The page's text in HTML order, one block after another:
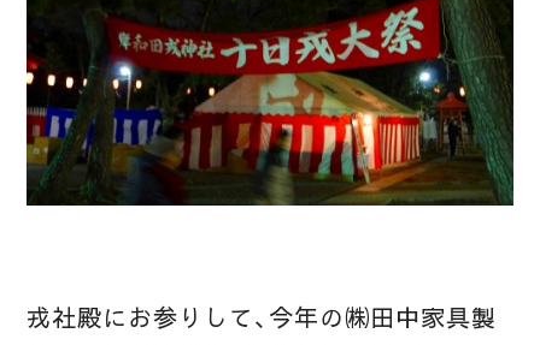
戎社殿にお参りして、今年の㈱田中家具製